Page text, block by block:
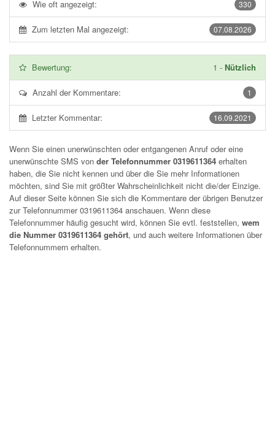
330
Wie oft angezeigt:
07.08.2026
Zum letzten Mal angezeigt:
Bewertung: 1 - Nützlich
1
Anzahl der Kommentare:
16.09.2021
Letzter Kommentar:
Wenn Sie einen unerwünschten oder entgangenen Anruf oder eine
unerwünschte SMS von der Telefonnummer 0319611364 erhalten
haben, die Sie nicht kennen und über die Sie mehr Informationen
möchten, sind Sie mit größter Wahrscheinlichkeit nicht die/der Einzige.
Auf dieser Seite können Sie sich die Kommentare der übrigen Benutzer
zur Telefonnummer0319611364 anschauen. Wenn diese
Telefonnummer häufig gesucht wird, können Sie evtl. feststellen, wem
die Nummer 0319611364 gehört, und auch weitere Informationen über
Telefonnummern erhalten.